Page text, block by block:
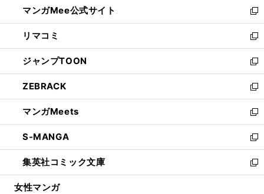
く
ド
ウ
で
開
く
ィ
ン
ド
ウ
で
開
く
い
ウ
ィ
ン
ド
ウ
で
開
く
マンガMee公式サイト
新
し
い
ウ
ィ
ン
ド
ウ
で
開
く
リマコミ
新
し
い
ウ
ィ
ン
ド
ウ
で
開
く
ジャンプTOON
新
し
い
ウ
ィ
ン
ド
ウ
で
開
ZEBRACK
新
し
い
ウ
ィ
ン
ド
ウ
マンガMeets
新
し
い
ウ
ィ
ン
S-MANGA
新
し
い
ウ
集英社コミック文庫
新
し
女性マンガ